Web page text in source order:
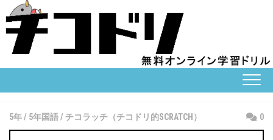
Skip
to
content
5年/ 5年国語/ チコラッチ（チコドリ的SCRATCH） 0